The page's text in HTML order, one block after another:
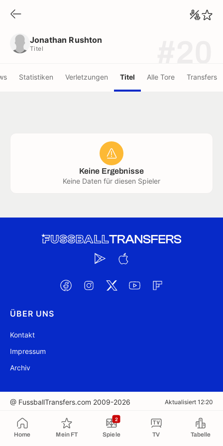
Home Mein FT Spiele
2
TV Tabelle
Jonathan Rushton
Titel
Statistiken Verletzungen Titel Alle Tore Transfers
Keine Ergebnisse
Keine Daten für diesen Spieler
ÜBER UNS
Kontakt
Impressum
Archiv
@ FussballTransfers.com 2009-2026 Aktualisiert 12:20
In die Zwischenablage kopiert